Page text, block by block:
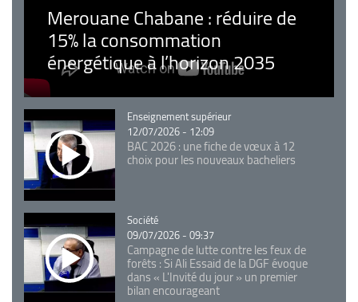
Merouane Chabane : réduire de
15% la consommation
énergétique à l’horizon 2035
Catégorie
Enseignement supérieur
12/07/2026 - 12:09
BAC 2026 : une fiche de vœux à 12
choix pour les nouveaux bacheliers
Catégorie
Société
09/07/2026 - 09:37
Campagne de lutte contre les feux de
forêts : Si Ali Essaid de la DGF évoque
dans « L'Invité du jour » un premier
bilan encourageant